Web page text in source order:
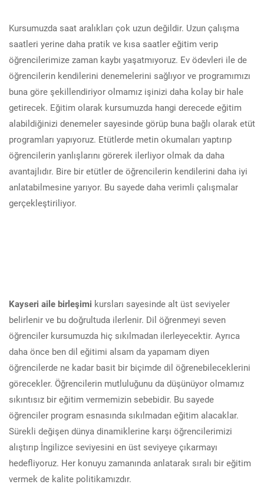
Kursumuzda saat aralıkları çok uzun değildir. Uzun çalışma
saatleri yerine daha pratik ve kısa saatler eğitim verip
öğrencilerimize zaman kaybı yaşatmıyoruz. Ev ödevleri ile de
öğrencilerin kendilerini denemelerini sağlıyor ve programımızı
buna göre şekillendiriyor olmamız işinizi daha kolay bir hale
getirecek. Eğitim olarak kursumuzda hangi derecede eğitim
alabildiğinizi denemeler sayesinde görüp buna bağlı olarak etüt
programları yapıyoruz. Etütlerde metin okumaları yaptırıp
öğrencilerin yanlışlarını görerek ilerliyor olmak da daha
avantajlıdır. Bire bir etütler de öğrencilerin kendilerini daha iyi
anlatabilmesine yarıyor. Bu sayede daha verimli çalışmalar
gerçekleştiriliyor.
Kayseri aile birleşimi kursları sayesinde alt üst seviyeler
belirlenir ve bu doğrultuda ilerlenir. Dil öğrenmeyi seven
öğrenciler kursumuzda hiç sıkılmadan ilerleyecektir. Ayrıca
daha önce ben dil eğitimi alsam da yapamam diyen
öğrencilerde ne kadar basit bir biçimde dil öğrenebileceklerini
görecekler. Öğrencilerin mutluluğunu da düşünüyor olmamız
sıkıntısız bir eğitim vermemizin sebebidir. Bu sayede
öğrenciler program esnasında sıkılmadan eğitim alacaklar.
Sürekli değişen dünya dinamiklerine karşı öğrencilerimizi
alıştırıp İngilizce seviyesini en üst seviyeye çıkarmayı
hedefliyoruz. Her konuyu zamanında anlatarak sıralı bir eğitim
vermek de kalite politikamızdır.